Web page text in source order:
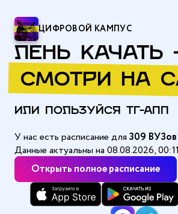
ЦИФРОВОЙ КАМПУС
ЛЕНЬ КАЧАТЬ
СМОТРИ НА
ИЛИ ПОЛЬЗУЙСЯ ТГ-АПП
Открыть полное расписание
У нас есть расписание для 309 ВУЗов
Данные актуальны на 08.08.2026,